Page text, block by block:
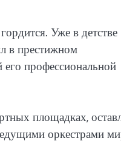
Уже в детстве
в престижном
профессиональной
площадках,
оркестрами